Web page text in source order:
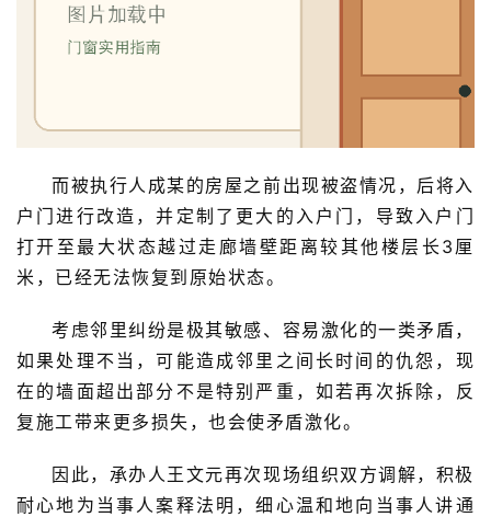
讯
系
我
们
而被执行人成某的房屋之前出现被盗情况，后将入
户门进行改造，并定制了更大的入户门，导致入户门
打开至最大状态越过走廊墙壁距离较其他楼层长3厘
米，已经无法恢复到原始状态。
考虑邻里纠纷是极其敏感、容易激化的一类矛盾，
如果处理不当，可能造成邻里之间长时间的仇怨，现
在的墙面超出部分不是特别严重，如若再次拆除，反
复施工带来更多损失，也会使矛盾激化。
因此，承办人王文元再次现场组织双方调解，积极
耐心地为当事人案释法明，细心温和地向当事人讲通